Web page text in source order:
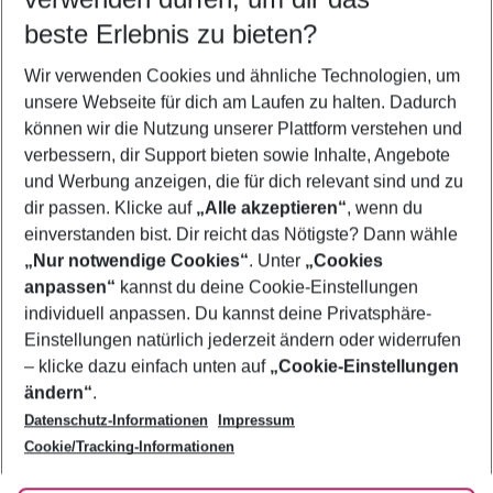
5-8 Nächte
2 Erwachsene Keine Kinder
Mehr Filter anzeigen
Footer
Footer navigation
Über uns
AGB
Bestpreisgarantie
Cookie-Einstellungen ändern
Cookie-Richtlinie
Agenturbetreuung
Barrierefreies Reisen
Folge uns
beste Erlebnis zu bieten?
Wir verwenden Cookies und ähnliche Technologien, um
unsere Webseite für dich am Laufen zu halten. Dadurch
können wir die Nutzung unserer Plattform verstehen und
verbessern, dir Support bieten sowie Inhalte, Angebote
und Werbung anzeigen, die für dich relevant sind und zu
dir passen. Klicke auf „Alle akzeptieren“, wenn du
einverstanden bist. Dir reicht das Nötigste? Dann wähle
„Nur notwendige Cookies“. Unter „Cookies
anpassen“ kannst du deine Cookie-Einstellungen
individuell anpassen. Du kannst deine Privatsphäre-
Einstellungen natürlich jederzeit ändern oder widerrufen
– klicke dazu einfach unten auf „Cookie-Einstellungen
ändern“.
Datenschutz-Informationen
Impressum
Cookie/Tracking-Informationen